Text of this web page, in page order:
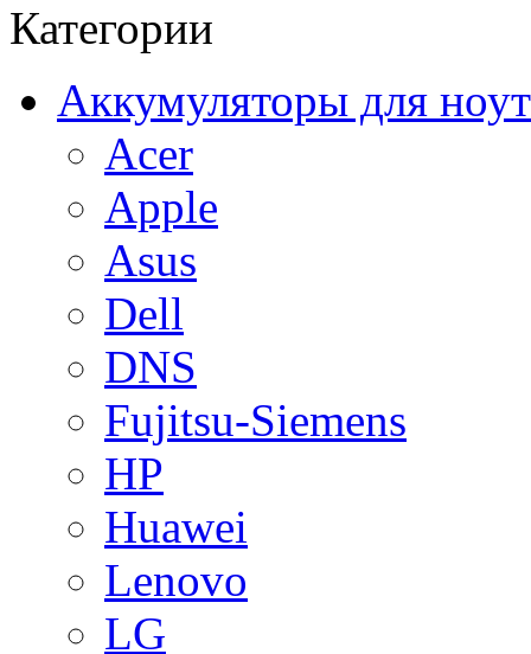
Категории
Аккумуляторы для
Acer
Apple
Asus
Dell
DNS
Fujitsu-Siemens
HP
Huawei
Lenovo
LG